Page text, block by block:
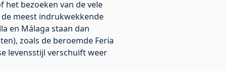
het bezoeken van de vele
de meest indrukwekkende
en Málaga staan dan
zoals de beroemde Feria
levensstijl verschuift weer